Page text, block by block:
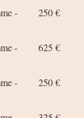
-
250 €
-
625 €
-
250 €